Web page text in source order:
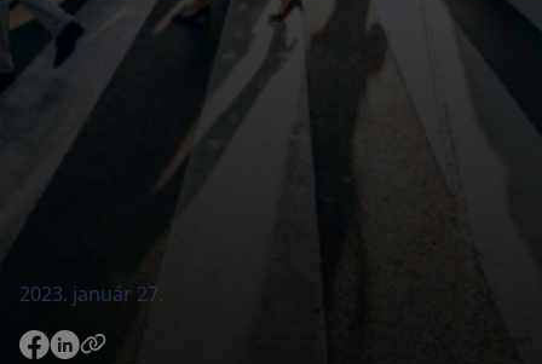
2023. január 27.